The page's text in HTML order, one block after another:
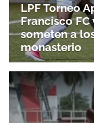
LPF Torneo
Francisco FC
someten a
monasterio